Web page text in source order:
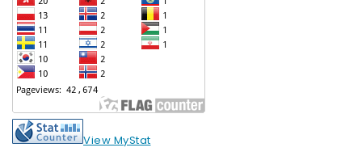
View MyStat